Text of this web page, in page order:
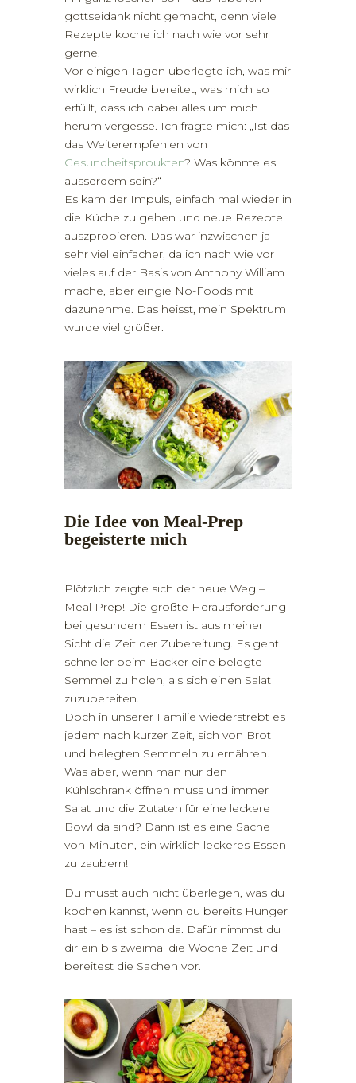
gottseidank nicht gemacht, denn viele
Rezepte koche ich nach wie vor sehr
gerne.
Vor einigen Tagen überlegte ich, was mir
wirklich Freude bereitet, was mich so
erfüllt, dass ich dabei alles um mich
herum vergesse. Ich fragte mich: „Ist das
das Weiterempfehlen von
Gesundheitsproukten? Was könnte es
ausserdem sein?“
Es kam der Impuls, einfach mal wieder in
die Küche zu gehen und neue Rezepte
auszprobieren. Das war inzwischen ja
sehr viel einfacher, da ich nach wie vor
vieles auf der Basis von Anthony William
mache, aber eingie No-Foods mit
dazunehme. Das heisst, mein Spektrum
wurde viel größer.
Die Idee von Meal-Prep
begeisterte mich
Plötzlich zeigte sich der neue Weg –
Meal Prep! Die größte Herausforderung
bei gesundem Essen ist aus meiner
Sicht die Zeit der Zubereitung. Es geht
schneller beim Bäcker eine belegte
Semmel zu holen, als sich einen Salat
zuzubereiten.
Doch in unserer Familie wiederstrebt es
jedem nach kurzer Zeit, sich von Brot
und belegten Semmeln zu ernähren.
Was aber, wenn man nur den
Kühlschrank öffnen muss und immer
Salat und die Zutaten für eine leckere
Bowl da sind? Dann ist es eine Sache
von Minuten, ein wirklich leckeres Essen
zu zaubern!
Du musst auch nicht überlegen, was du
kochen kannst, wenn du bereits Hunger
hast – es ist schon da. Dafür nimmst du
dir ein bis zweimal die Woche Zeit und
bereitest die Sachen vor.